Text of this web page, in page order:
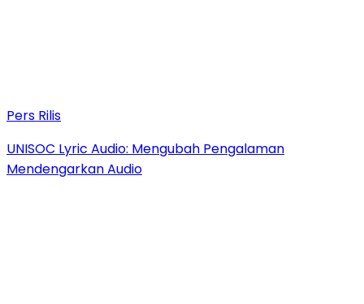
Pers Rilis
UNISOC Lyric Audio: Mengubah Pengalaman
Mendengarkan Audio